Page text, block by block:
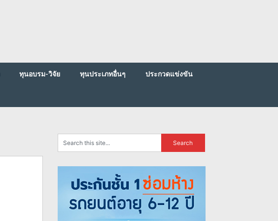
ทุนอบรม-วิจัย ทุนประเภทอื่นๆ
ประกวดแข่งขัน